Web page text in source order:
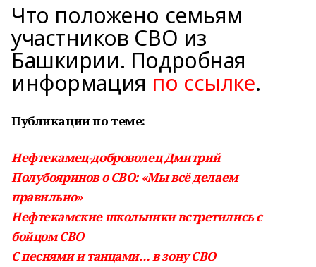
Что положено семьям
участников СВО из
Башкирии. Подробная
информация по ссылке.
Публикации по теме:
Нефтекамец-доброволец Дмитрий
Полубояринов о СВО: «Мы всё делаем
правильно»
Нефтекамские школьники встретились с
бойцом СВО
С песнями и танцами… в зону СВО